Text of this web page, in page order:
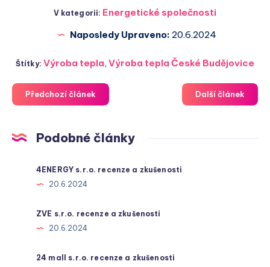
V kategorii: Energetické společnosti
Naposledy Upraveno: 20.6.2024
Štítky:Výroba tepla,Výroba tepla České Budějovice
Předchozí článek Další článek
Podobné články
4ENERGY s.r.o. recenze a zkušenosti
20.6.2024
ZVE s.r.o. recenze a zkušenosti
20.6.2024
24 mall s.r.o. recenze a zkušenosti